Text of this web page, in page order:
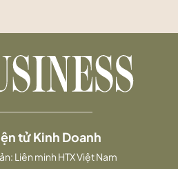
tử Kinh Doanh
Liên minh HTX Việt Nam